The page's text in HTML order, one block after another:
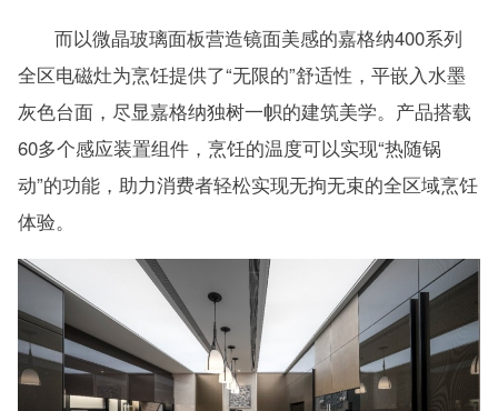
而以微晶玻璃面板营造镜面美感的嘉格纳400系列
全区电磁灶为烹饪提供了“无限的”舒适性，平嵌入水墨
灰色台面，尽显嘉格纳独树一帜的建筑美学。产品搭载
60多个感应装置组件，烹饪的温度可以实现“热随锅
动”的功能，助力消费者轻松实现无拘无束的全区域烹饪
体验。